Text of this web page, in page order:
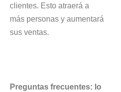
clientes. Esto atraerá a
más personas y aumentará
sus ventas.
Preguntas frecuentes: lo